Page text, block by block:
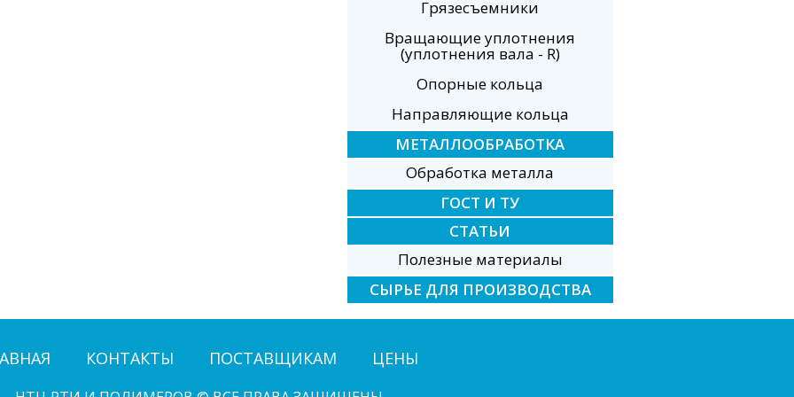
Грязесъемники
Вращающие уплотнения
(уплотнения вала - R)
Опорные кольца
Направляющие кольца
МЕТАЛЛООБРАБОТКА
Обработка металла
ГОСТ И ТУ
СТАТЬИ
Полезные материалы
СЫРЬЕ ДЛЯ ПРОИЗВОДСТВА
КОНТАКТЫ ПОСТАВЩИКАМ ЦЕНЫ